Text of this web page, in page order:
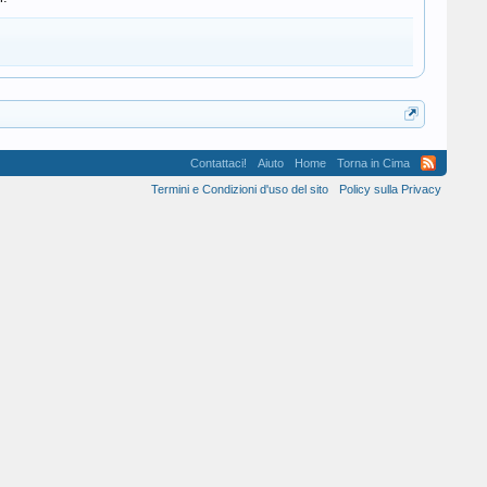
Contattaci! Aiuto Home
Torna in Cima
Termini e Condizioni d'uso del sito
Policy sulla Privacy